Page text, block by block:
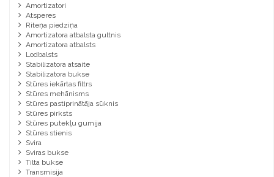
Amortizatori
Atsperes
Riteņa piedziņa
Amortizatora atbalsta gultnis
Amortizatora atbalsts
Lodbalsts
Stabilizatora atsaite
Stabilizatora bukse
Stūres iekārtas filtrs
Stūres mehānisms
Stūres pastiprinātāja sūknis
Stūres pirksts
Stūres putekļu gumija
Stūres stienis
Svira
Sviras bukse
Tilta bukse
Transmisija